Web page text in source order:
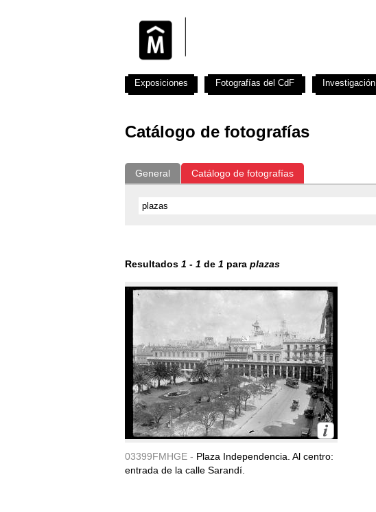
Catálogo de fotografías
General Catálogo de fotografías
Resultados 1 - 1 de 1 para plazas
03399FMHGE - Plaza Independencia. Al centro:
entrada de la calle Sarandí.
Exposiciones Fotografías del CdF Investigación